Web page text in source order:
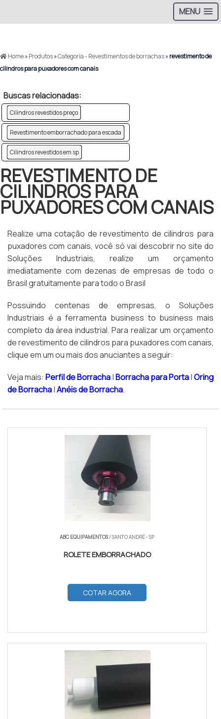
MENU
Home»Produtos»Categoria - Revestimentos de borrachas»revestimento de
cilindros para puxadores com canais
Buscas relacionadas:
Cilindros revestidos preço
Revestimento emborrachado para escada
Cilindros revestidos em sp
REVESTIMENTO DE
CILINDROS PARA
PUXADORES COM CANAIS
Realize uma cotação de revestimento de cilindros para
puxadores com canais, você só vai descobrir no site do
Soluções Industriais, realize um orçamento
imediatamente com dezenas de empresas de todo o
Brasil gratuitamente para todo o Brasil
Possuindo centenas de empresas, o Soluções
Industriais é a ferramenta business to business mais
completo da área industrial. Para realizar um orçamento
de revestimento de cilindros para puxadores com canais,
clique em um ou mais dos anuciantes a seguir:
Veja mais: Perfil de Borracha|Borracha para Porta|Oring
de Borracha|Anéis de Borracha.
ABC EQUIPAMENTOS/ SANTO ANDRÉ - SP
ROLETE EMBORRACHADO
COTAR AGORA